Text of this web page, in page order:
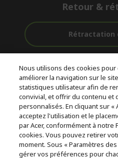
Retour &
Rétractation
Livraison
Gratuite
avant
vente
© 2026 Acer Inc.
CPYou BV est le revendeur et
services proposés au sein de ce
Nous utilisons des cookies
améliorer la navigation sur le
statistiques utilisateur afin de
convivial, et offrir du contenu et
personnalisés. En cliquant sur «
acceptez l'utilisation et le
par Acer, conformément à notre
cookies. Vous pouvez retirer
moment. Sous « Paramètres
gérer vos préférences pour